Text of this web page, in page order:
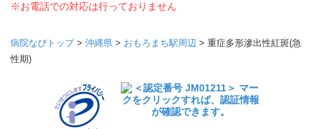
※お電話での対応は行っておりません
病院なびトップ> 沖縄県 > おもろまち駅周辺 > 重症多形滲出性紅斑(急
性期)